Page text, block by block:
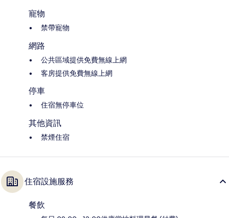
寵物
禁帶寵物
網路
公共區域提供免費無線上網
客房提供免費無線上網
停車
住宿無停車位
其他資訊
禁煙住宿
住宿設施服務
餐飲